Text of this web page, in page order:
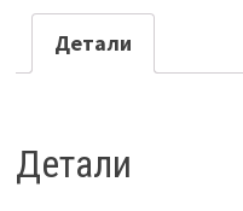
алюминий
меджик
Детали
Детали